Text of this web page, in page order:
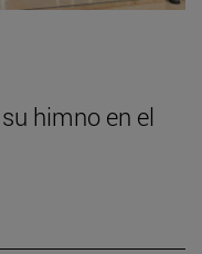
himno en el